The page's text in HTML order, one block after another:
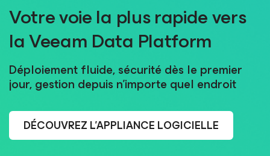
Votre voie la plus rapide vers
la Veeam Data Platform
Déploiement fluide, sécurité dès le premier
jour, gestion depuis n’importe quel endroit
DÉCOUVREZ L’APPLIANCE LOGICIELLE